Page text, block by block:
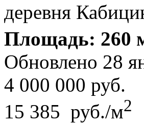
деревня
Площадь: 260
Обновлено 28
4 000 000 руб.
15 385 руб./м2